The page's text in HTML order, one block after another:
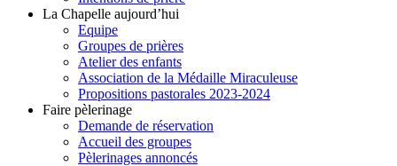
La Chapelle aujourd’hui
Equipe
Groupes de prières
Atelier des enfants
Association de la Médaille Miraculeuse
Propositions pastorales 2023-2024
Faire pèlerinage
Demande de réservation
Accueil des groupes
Pèlerinages annoncés